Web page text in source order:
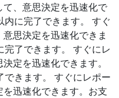
、意思決定を迅速化で
に完了できます。
すぐ
思決定を迅速化できま
了できます。
すぐにレ
定を迅速化できます。
きます。
すぐにレポー
を迅速化できます。お支